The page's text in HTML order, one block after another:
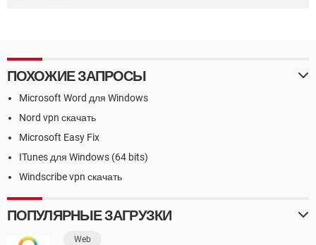
ПОХОЖИЕ ЗАПРОСЫ
Microsoft Word для Windows
Nord vpn скачать
Microsoft Easy Fix
ITunes для Windows (64 bits)
Windscribe vpn скачать
ПОПУЛЯРНЫЕ ЗАГРУЗКИ
Web